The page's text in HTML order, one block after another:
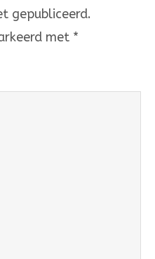
gepubliceerd.
met *